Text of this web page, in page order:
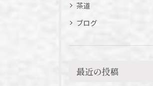
茶道
ブログ
最近の投稿